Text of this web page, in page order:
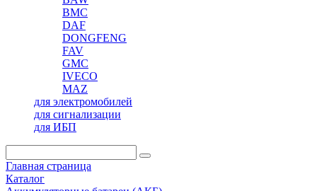
BMC
DAF
DONGFENG
FAV
GMC
IVECO
MAZ
для электромобилей
для сигнализации
для ИБП
Главная страница
Каталог